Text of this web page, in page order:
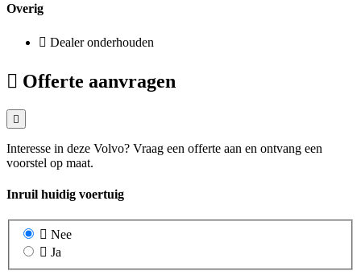
Overig
Dealer onderhouden
Offerte aanvragen
Interesse in deze Volvo? Vraag een offerte aan en ontvang een
voorstel op maat.
Inruil huidig voertuig
Nee
Ja